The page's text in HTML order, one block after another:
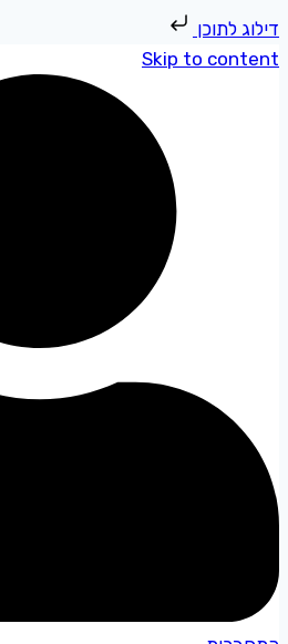
דילוג לתוכן
Skip to content